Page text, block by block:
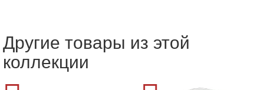
Другие товары из этой
коллекции